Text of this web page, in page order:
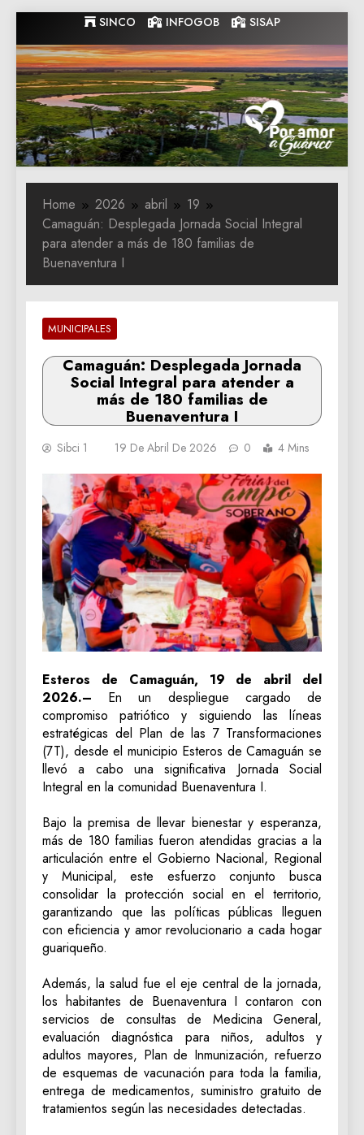
to
content
SINCO INFOGOB SISAP
Gobernacion
de Guarico
Gobernacion de Guarico
Home 2026 abril
19
Camaguán: ‎Desplegada Jornada Social Integral
para atender a más de 180 familias de
Buenaventura I
MUNICIPALES
Camaguán: ‎Desplegada Jornada
Social Integral para atender a
más de 180 familias de
Buenaventura I
Sibci 1 19 De Abril De 2026 0 4 Mins
‎Esteros de Camaguán, 19 de abril del
2026.– En un despliegue cargado de
compromiso patriótico y siguiendo las líneas
estratégicas del Plan de las 7 Transformaciones
(7T), desde el municipio Esteros de Camaguán se
llevó a cabo una significativa Jornada Social
Integral en la comunidad Buenaventura I.
‎Bajo la premisa de llevar bienestar y esperanza,
más de 180 familias fueron atendidas gracias a la
articulación entre el Gobierno Nacional, Regional
y Municipal, este esfuerzo conjunto busca
consolidar la protección social en el territorio,
garantizando que las políticas públicas lleguen
con eficiencia y amor revolucionario a cada hogar
guariqueño.
‎Además, la salud fue el eje central de la jornada,
los habitantes de Buenaventura I contaron con
servicios de consultas de Medicina General,
evaluación diagnóstica para niños, adultos y
adultos mayores, Plan de Inmunización, refuerzo
de esquemas de vacunación para toda la familia,
entrega de medicamentos, suministro gratuito de
tratamientos según las necesidades detectadas.